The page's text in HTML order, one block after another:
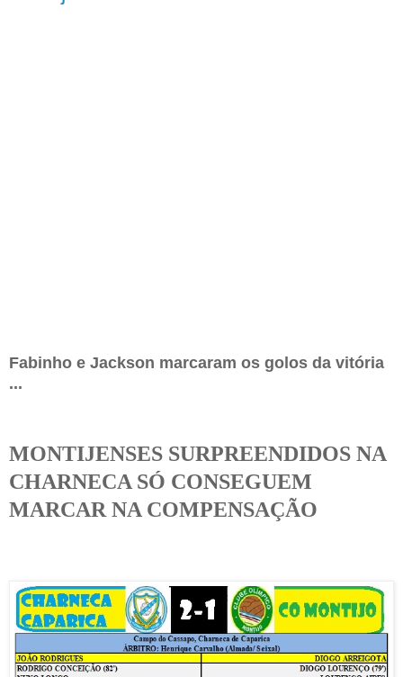
Fabinho e Jackson marcaram os golos da vitória
...
MONTIJENSES SURPREENDIDOS NA
CHARNECA SÓ CONSEGUEM
MARCAR NA COMPENSAÇÃO